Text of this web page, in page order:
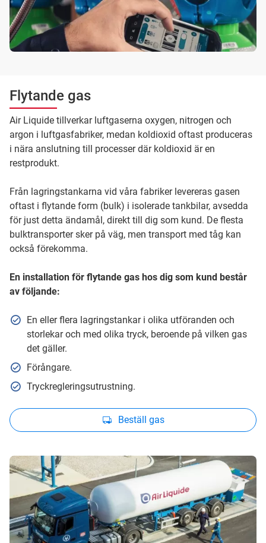
Flytande gas
Air Liquide tillverkar luftgaserna oxygen, nitrogen och
argon i luftgasfabriker, medan koldioxid oftast produceras
i nära anslutning till processer där koldioxid är en
restprodukt.
Från lagringstankarna vid våra fabriker levereras gasen
oftast i flytande form (bulk) i isolerade tankbilar, avsedda
för just detta ändamål, direkt till dig som kund. De flesta
bulktransporter sker på väg, men transport med tåg kan
också förekomma.
En installation för flytande gas hos dig som kund består
av följande:
En eller flera lagringstankar i olika utföranden och
storlekar och med olika tryck, beroende på vilken gas
det gäller.
Förångare.
Tryckregleringsutrustning.
Beställ gas